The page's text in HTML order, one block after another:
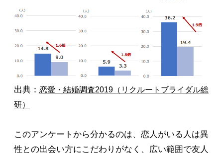
出典： 恋愛・結婚調査2019（リクルートブライダル総
研）
このアンケートから分かるのは、恋人がいる人は異
性との出会い方にこだわりがなく、広い範囲で友人